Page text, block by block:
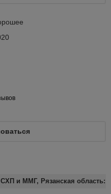
и ММГ, Рязанская область: